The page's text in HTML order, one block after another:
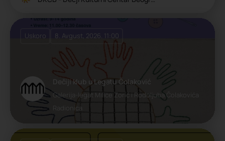
Dečiji klub u Legatu Čolaković
Galerija-legat Milice Zorić i Rodoljuba Čolakovića
Radionica
Uskoro 8. Avgust, 2026. 11:00